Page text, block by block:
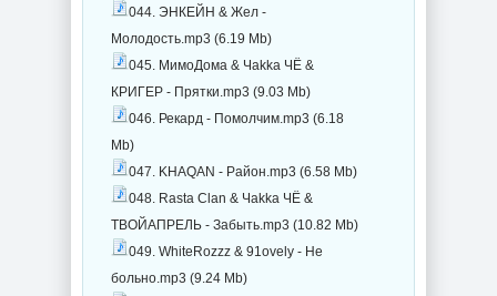
044. ЭНКЕЙН & Жел -
Молодость.mp3 (6.19 Mb)
045. МимоДома & Чakka ЧЁ &
КРИГЕР - Прятки.mp3 (9.03 Mb)
046. Рекард - Помолчим.mp3 (6.18
Mb)
047. KHAQAN - Район.mp3 (6.58 Mb)
048. Rasta Clan & Чakka ЧЁ &
ТВОЙАПРЕЛЬ - Забыть.mp3 (10.82 Mb)
049. WhiteRozzz & 91ovely - Не
больно.mp3 (9.24 Mb)